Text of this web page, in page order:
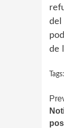
del
de
Tags: